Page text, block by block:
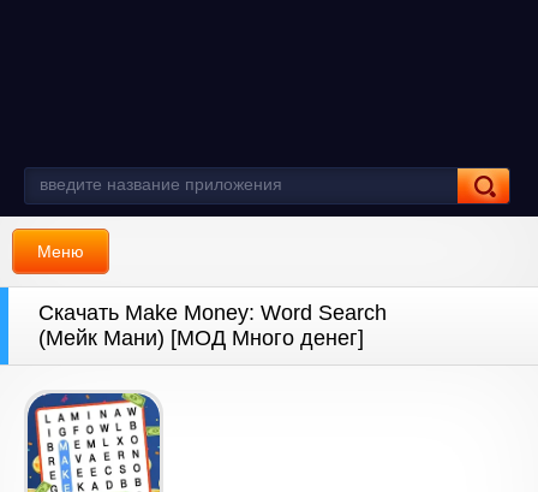
Меню
Скачать Make Money: Word Search
(Мейк Мани) [МОД Много денег]